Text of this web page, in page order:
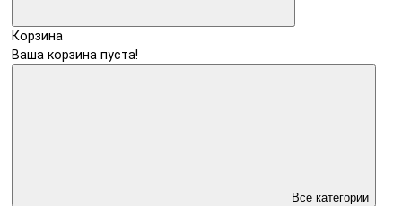
Корзина
Ваша корзина пуста!
Все категории